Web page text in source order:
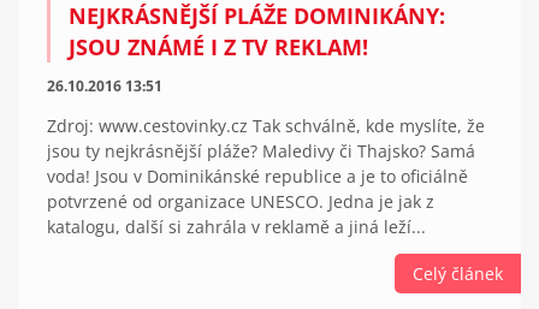
NEJKRÁSNĚJŠÍ PLÁŽE DOMINIKÁNY:
JSOU ZNÁMÉ I Z TV REKLAM!
26.10.2016 13:51
Zdroj: www.cestovinky.cz Tak schválně, kde myslíte, že
jsou ty nejkrásnější pláže? Maledivy či Thajsko? Samá
voda! Jsou v Dominikánské republice a je to oficiálně
potvrzené od organizace UNESCO. Jedna je jak z
katalogu, další si zahrála v reklamě a jiná leží...
Celý článek